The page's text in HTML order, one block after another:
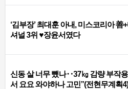
‘김부장’ 최대훈 아내, 미스코리아 善
셔널 3위 ♥장윤서였다
신동 살 너무 뺐나‥37㎏ 감량 부작
서 요요 와야하나 고민”(전현무계획4)